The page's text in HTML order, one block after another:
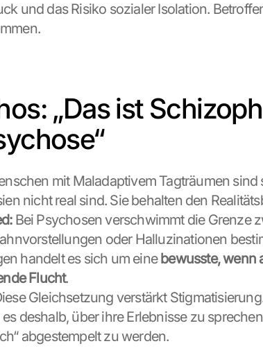
und das Risiko sozialer Isolation.
„Das ist
mit Maladaptivem Tagträumen sind
nicht real sind. Sie behalten den
Bei Psychosen verschwimmt die Grenze
oder Halluzinationen
handelt es sich um eine bewusste, wenn
Flucht.
Gleichsetzung verstärkt
deshalb, über ihre Erlebnisse zu
abgestempelt zu werden.